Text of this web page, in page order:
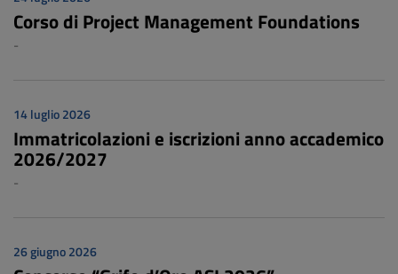
Corso di Project Management Foundations
-
14 luglio 2026
Immatricolazioni e iscrizioni anno accademico
2026/2027
-
26 giugno 2026